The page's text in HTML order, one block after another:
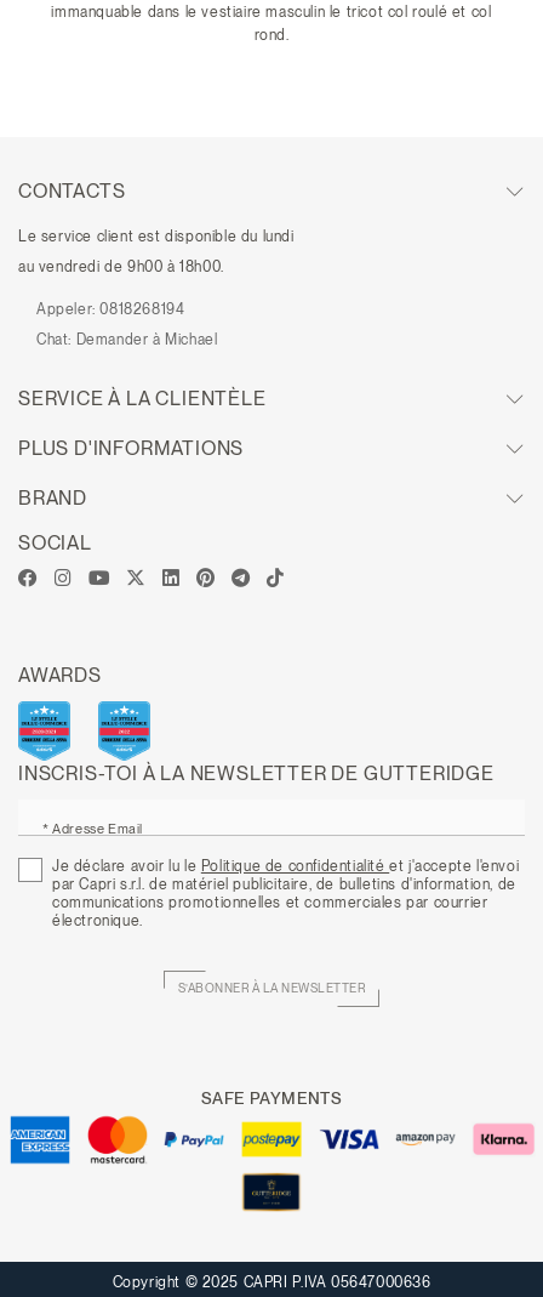
immanquable dans le vestiaire masculin le tricot col roulé et col
rond.
CONTACTS
Le service client est disponible du lundi
au vendredi de 9h00 à 18h00.
Appeler: 0818268194
Chat: Demander à Michael
SERVICE À LA CLIENTÈLE
PLUS D'INFORMATIONS
BRAND
INSCRIS-TOI À LA NEWSLETTER DE GUTTERIDGE
* Adresse Email
Je déclare avoir lu le Politique de confidentialitéet j'accepte l'envoi
par Capri s.r.l. de matériel publicitaire, de bulletins d'information, de
communications promotionnelles et commerciales par courrier
électronique.
S’ABONNER À LA NEWSLETTER
SOCIAL
AWARDS
SAFE PAYMENTS
Copyright © 2025 CAPRI P.IVA 05647000636